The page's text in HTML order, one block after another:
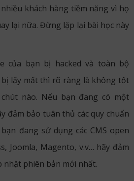
khách hàng tiềm năng vì họ
lại nữa. Đừng lặp lại bài học này
của bạn bị hacked và toàn bộ
lấy mất thì rõ ràng là không tốt
nào. Nếu bạn đang có một
đảm bảo tuân thủ các quy chuẩn
đang sử dụng các CMS open
Joomla, Magento, v.v… hãy đảm
nhật phiên bản mới nhất.